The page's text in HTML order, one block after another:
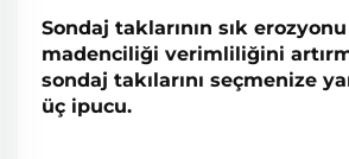
Sondaj taklarının sık
madenciliği verimliliğini
sondaj takılarını seçmenize
üç ipucu.